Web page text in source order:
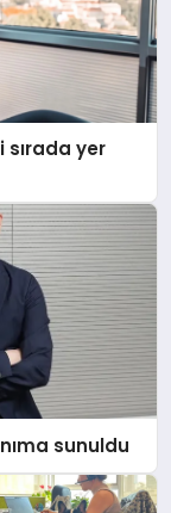
sırada yer
sunuldu